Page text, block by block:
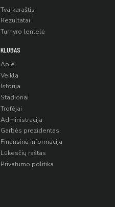
Tvarkaraštis
Rezultatai
Turnyro lentelė
KLUBAS
Apie
Veikla
Istorija
Stadionai
Trofėjai
Administracija
Garbės prezidentas
Finansinė informacija
Lūkesčių raštas
Privatumo politika